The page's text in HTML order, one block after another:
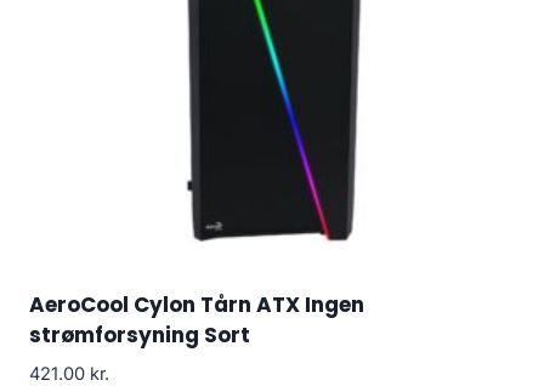
AeroCool Cylon Tårn ATX Ingen
strømforsyning Sort
421.00 kr.